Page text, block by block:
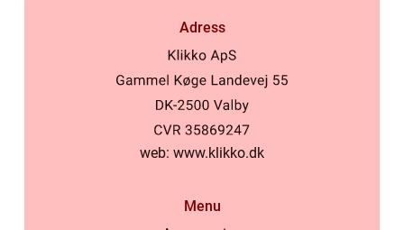
Adress
web: www.klikko.dk
Menu